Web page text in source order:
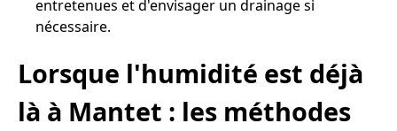
entretenues et d'envisager un drainage si
nécessaire.
Lorsque l'humidité est déjà
là à Mantet : les méthodes